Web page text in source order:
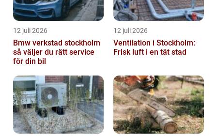
12 juli 2026
Bmw verkstad stockholm
så väljer du rätt service
för din bil
12 juli 2026
Ventilation i Stockholm:
Frisk luft i en tät stad